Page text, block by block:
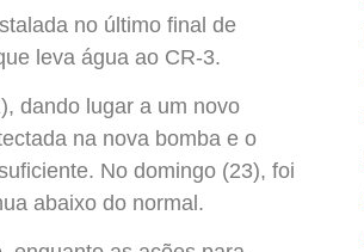
no último final de
leva água ao CR-3.
dando lugar a um novo
na nova bomba e o
No domingo (23), foi
abaixo do normal.